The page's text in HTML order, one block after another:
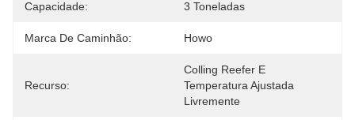
Capacidade: 3 Toneladas
Marca De Caminhão: Howo
Recurso:
Colling Reefer E
Temperatura Ajustada
Livremente